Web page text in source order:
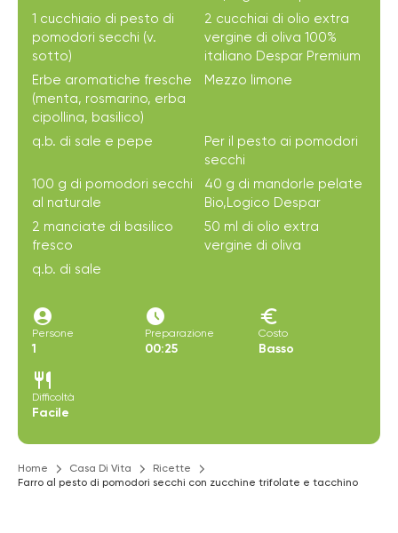
1 cucchiaio di pesto di
pomodori secchi (v.
sotto)
2 cucchiai di olio extra
vergine di oliva 100%
italiano Despar Premium
Erbe aromatiche fresche
(menta, rosmarino, erba
cipollina, basilico)
Mezzo limone
q.b. di sale e pepe
Per il pesto ai pomodori
secchi
100 g di pomodori secchi
al naturale
40 g di mandorle pelate
Bio,Logico Despar
2 manciate di basilico
fresco
50 ml di olio extra
vergine di oliva
q.b. di sale
account_circle
Persone
1
access_time_filled
Preparazione
00:25
euro
Costo
Basso
restaurant
Difficoltà
Facile
Home Casa Di Vita
Ricette
Farro al pesto di pomodori secchi con zucchine trifolate e tacchino